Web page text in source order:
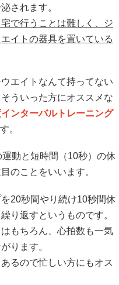
されます。
で行うことは難しく、ジ
イトの器具を置いている
エイトなんて持ってない
ういった方にオススメな
ンターバルトレーニング
。
動と短時間（10秒）の休
のことをいいます。
20秒間やり続け10秒間休
り返すというものです。
もちろん、心拍数も一気
ります。
るので忙しい方にもオス